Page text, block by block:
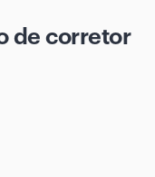
de corretor